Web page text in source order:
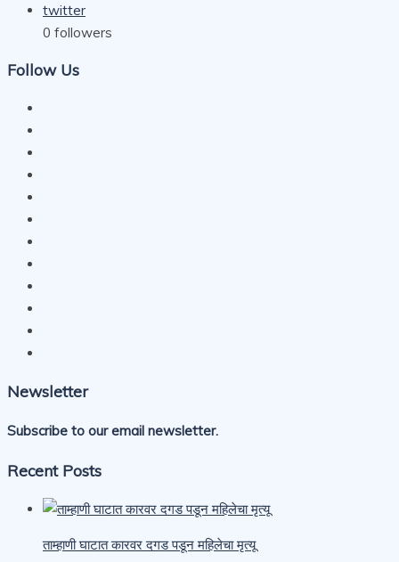
twitter
0 followers
Follow Us
Newsletter
Subscribe to our email newsletter.
Recent Posts
ताम्हाणी घाटात कारवर दगड पडून महिलेचा मृत्यू